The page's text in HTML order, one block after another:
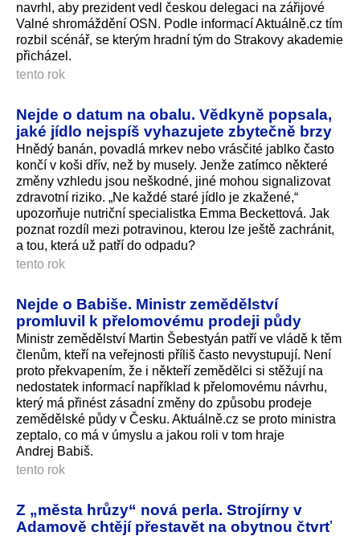
navrhl, aby prezident vedl českou delegaci na zářijové
Valné shromáždění OSN. Podle informací Aktuálně.cz tím
rozbil scénář, se kterým hradní tým do Strakovy akademie
přicházel.
tento rok
Nejde o datum na obalu. Vědkyně popsala,
jaké jídlo nejspíš vyhazujete zbytečně brzy
Hnědý banán, povadlá mrkev nebo vrásčité jablko často
končí v koši dřív, než by musely. Jenže zatímco některé
změny vzhledu jsou neškodné, jiné mohou signalizovat
zdravotní riziko. „Ne každé staré jídlo je zkažené,“
upozorňuje nutriční specialistka Emma Beckettová. Jak
poznat rozdíl mezi potravinou, kterou lze ještě zachránit,
a tou, která už patří do odpadu?
tento rok
Nejde o Babiše. Ministr zemědělství
promluvil k přelomovému prodeji půdy
Ministr zemědělství Martin Šebestyán patří ve vládě k těm
členům, kteří na veřejnosti příliš často nevystupují. Není
proto překvapením, že i někteří zemědělci si stěžují na
nedostatek informací například k přelomovému návrhu,
který má přinést zásadní změny do způsobu prodeje
zemědělské půdy v Česku. Aktuálně.cz se proto ministra
zeptalo, co má v úmyslu a jakou roli v tom hraje
Andrej Babiš.
tento rok
Z „města hrůzy“ nová perla. Strojírny v
Adamově chtějí přestavět na obytnou čtvrť